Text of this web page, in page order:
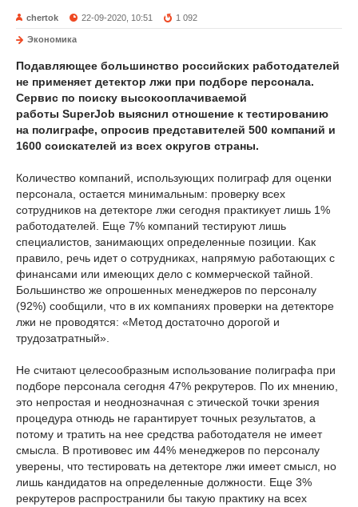
chertok 22-09-2020, 10:51 1 092
Экономика
Подавляющее большинство российских работодателей
не применяет детектор лжи при подборе персонала.
Сервис по поиску высокооплачиваемой
работы SuperJob выяснил отношение к тестированию
на полиграфе, опросив представителей 500 компаний и
1600 соискателей из всех округов страны.
Количество компаний, использующих полиграф для оценки
персонала, остается минимальным: проверку всех
сотрудников на детекторе лжи сегодня практикует лишь 1%
работодателей. Еще 7% компаний тестируют лишь
специалистов, занимающих определенные позиции. Как
правило, речь идет о сотрудниках, напрямую работающих с
финансами или имеющих дело с коммерческой тайной.
Большинство же опрошенных менеджеров по персоналу
(92%) сообщили, что в их компаниях проверки на детекторе
лжи не проводятся: «Метод достаточно дорогой и
трудозатратный».
Не считают целесообразным использование полиграфа при
подборе персонала сегодня 47% рекрутеров. По их мнению,
это непростая и неоднозначная с этической точки зрения
процедура отнюдь не гарантирует точных результатов, а
потому и тратить на нее средства работодателя не имеет
смысла. В противовес им 44% менеджеров по персоналу
уверены, что тестировать на детекторе лжи имеет смысл, но
лишь кандидатов на определенные должности. Еще 3%
рекрутеров распространили бы такую практику на всех